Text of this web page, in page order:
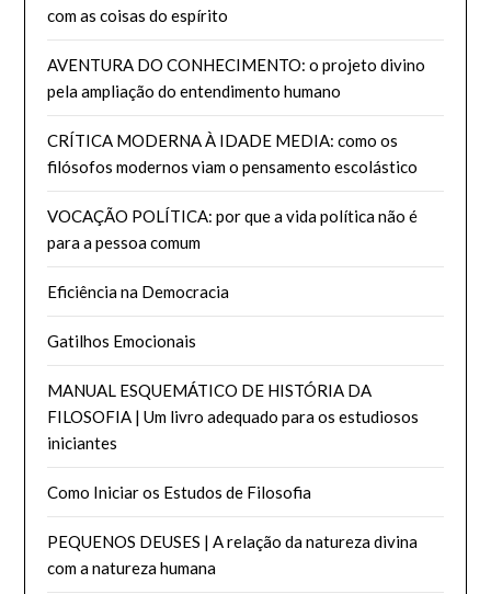
com as coisas do espírito
AVENTURA DO CONHECIMENTO: o projeto divino
pela ampliação do entendimento humano
CRÍTICA MODERNA À IDADE MEDIA: como os
filósofos modernos viam o pensamento escolástico
VOCAÇÃO POLÍTICA: por que a vida política não é
para a pessoa comum
Eficiência na Democracia
Gatilhos Emocionais
MANUAL ESQUEMÁTICO DE HISTÓRIA DA
FILOSOFIA | Um livro adequado para os estudiosos
iniciantes
Como Iniciar os Estudos de Filosofia
PEQUENOS DEUSES | A relação da natureza divina
com a natureza humana